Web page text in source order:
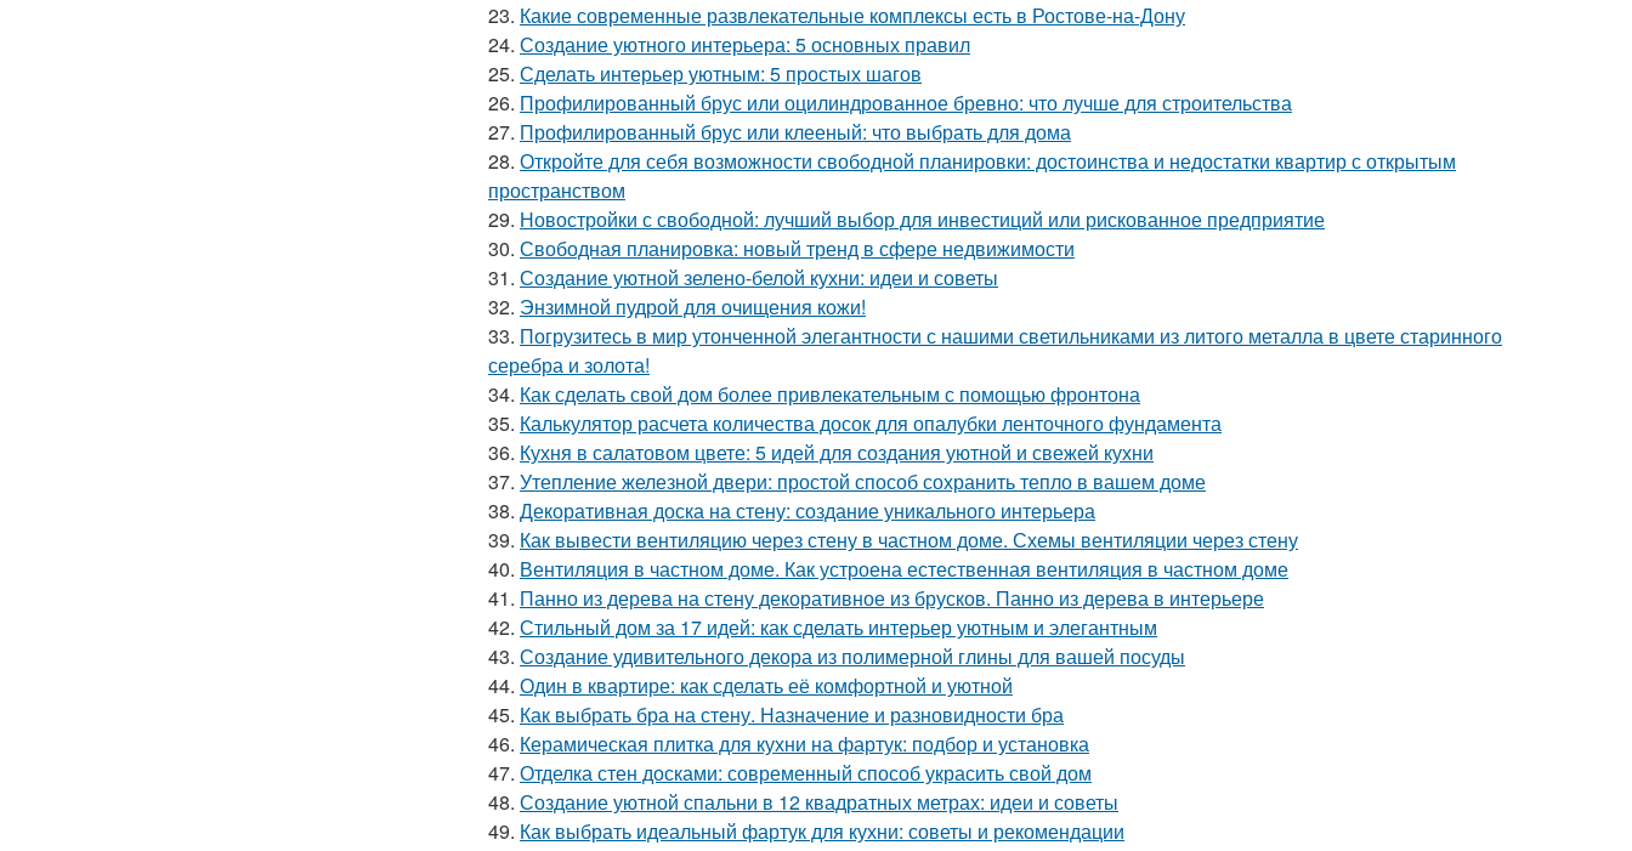
23. Какие современные развлекательные комплексы есть в Ростове-на-Дону
24. Создание уютного интерьера: 5 основных правил
25. Сделать интерьер уютным: 5 простых шагов
26. Профилированный брус или оцилиндрованное бревно: что лучше для строительства
27. Профилированный брус или клееный: что выбрать для дома
28. Откройте для себя возможности свободной планировки: достоинства и недостатки квартир с открытым
пространством
29. Новостройки с свободной: лучший выбор для инвестиций или рискованное предприятие
30. Свободная планировка: новый тренд в сфере недвижимости
31. Создание уютной зелено-белой кухни: идеи и советы
32. Энзимной пудрой для очищения кожи!
33. Погрузитесь в мир утонченной элегантности с нашими светильниками из литого металла в цвете старинного
серебра и золота!
34. Как сделать свой дом более привлекательным с помощью фронтона
35. Калькулятор расчета количества досок для опалубки ленточного фундамента
36. Кухня в салатовом цвете: 5 идей для создания уютной и свежей кухни
37. Утепление железной двери: простой способ сохранить тепло в вашем доме
38. Декоративная доска на стену: создание уникального интерьера
39. Как вывести вентиляцию через стену в частном доме. Схемы вентиляции через стену
40. Вентиляция в частном доме. Как устроена естественная вентиляция в частном доме
41. Панно из дерева на стену декоративное из брусков. Панно из дерева в интерьере
42. Стильный дом за 17 идей: как сделать интерьер уютным и элегантным
43. Создание удивительного декора из полимерной глины для вашей посуды
44. Один в квартире: как сделать её комфортной и уютной
45. Как выбрать бра на стену. Назначение и разновидности бра
46. Керамическая плитка для кухни на фартук: подбор и установка
47. Отделка стен досками: современный способ украсить свой дом
48. Создание уютной спальни в 12 квадратных метрах: идеи и советы
49. Как выбрать идеальный фартук для кухни: советы и рекомендации